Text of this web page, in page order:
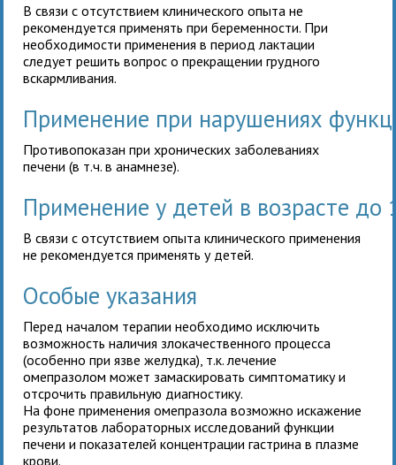
В связи с отсутствием клинического опытане
рекомендуется применять при беременности. При
необходимости применения в период лактации
следует решить вопрос о прекращении грудного
вскармливания.
Применение при нарушениях
Противопоказан при хронических заболеваниях
печени (в т.ч. в анамнезе).
Применение у детей в возрасте до
В связи с отсутствием опыта клинического применения
не рекомендуется применять у детей.
Особые указания
Перед началом терапии необходимо исключить
возможность наличия злокачественного процесса
(особенно при язве желудка), т.к. лечение
омепразолом может замаскировать симптоматику и
отсрочить правильную диагностику.
На фоне применения омепразола возможно искажение
результатов лабораторных исследований функции
печени и показателей концентрации гастрина в плазме
крови.